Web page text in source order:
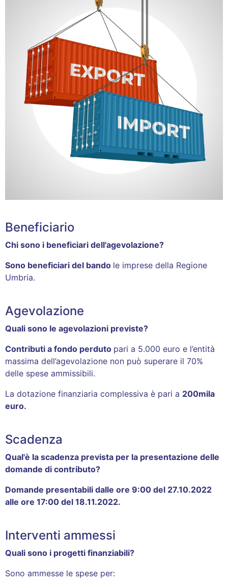
Beneficiario
Chi sono i beneficiari dell'agevolazione?
Sono beneficiari del bando le imprese della Regione
Umbria.
Agevolazione
Quali sono le agevolazioni previste?
Contributi a fondo perduto pari a 5.000 euro e l’entità
massima dell’agevolazione non può superare il 70%
delle spese ammissibili.
La dotazione finanziaria complessiva è pari a 200mila
euro.
Scadenza
Qual'è la scadenza prevista per la presentazione delle
domande di contributo?
Domande presentabili dalle ore 9:00 del 27.10.2022
alle ore 17:00 del 18.11.2022.
Interventi ammessi
Quali sono i progetti finanziabili?
Sono ammesse le spese per: